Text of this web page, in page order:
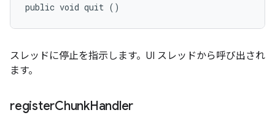
public void quit ()
スレッドに停止を指示します。UI スレッドから呼び出され
ます。
registerChunkHandler